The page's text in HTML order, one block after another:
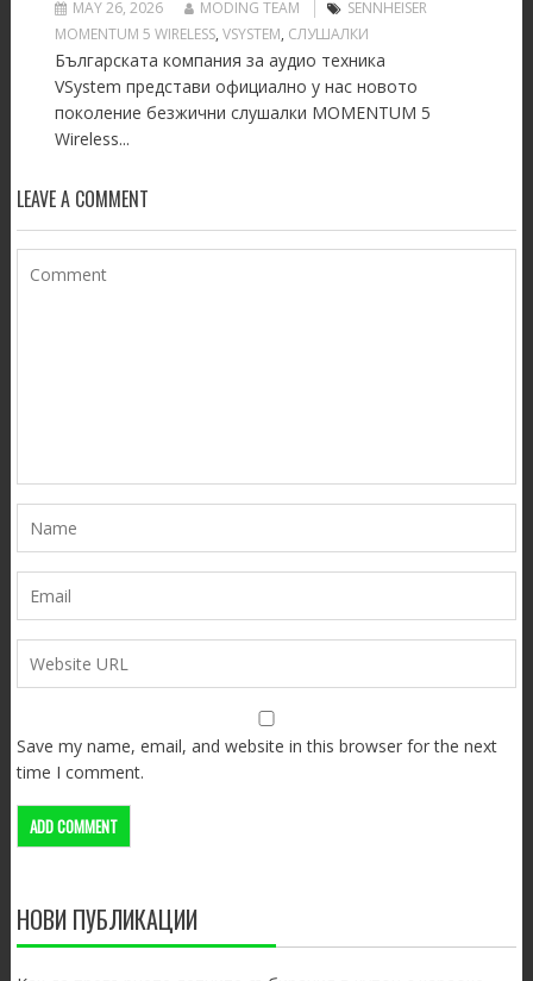
MAY 26, 2026 MODING TEAM
SENNHEISER
MOMENTUM 5 WIRELESS, VSYSTEM, СЛУШАЛКИ
Българската компания за аудио техника
VSystem представи официално у нас новото
поколение безжични слушалки MOMENTUM 5
Wireless...
LEAVE A COMMENT
Save my name, email, and website in this browser for the next
time I comment.
НОВИ ПУБЛИКАЦИИ